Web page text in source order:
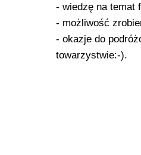
- wiedzę na temat
- możliwość
- okazje do
towarzystwie:-).